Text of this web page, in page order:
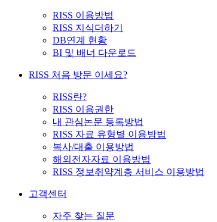
RISS 이용방법
RISS 지식더하기
DB연계 현황
BI 및 배너 다운로드
RISS 처음 방문 이세요?
RISS란?
RISS 이용권한
내 관심논문 등록방법
RISS 자료 유형별 이용방법
복사/대출 이용방법
해외전자자료 이용방법
RISS 정보취약계층 서비스 이용방법
고객센터
자주 찾는 질문